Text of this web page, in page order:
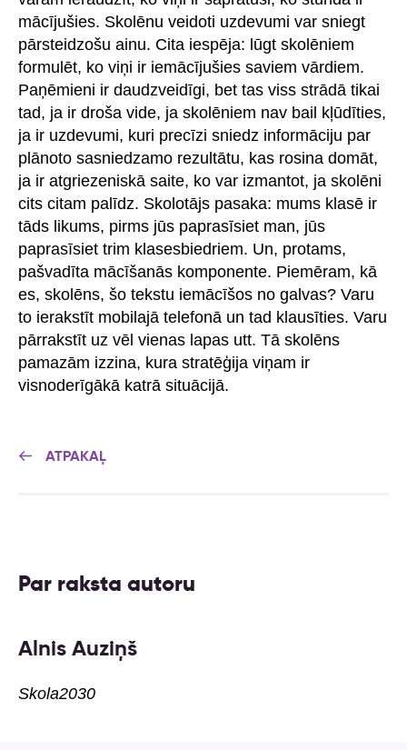
mācījušies. Skolēnu veidoti uzdevumi var sniegt
pārsteidzošu ainu. Cita iespēja: lūgt skolēniem
formulēt, ko viņi ir iemācījušies saviem vārdiem.
Paņēmieni ir daudzveidīgi, bet tas viss strādā tikai
tad, ja ir droša vide, ja skolēniem nav bail kļūdīties,
ja ir uzdevumi, kuri precīzi sniedz informāciju par
plānoto sasniedzamo rezultātu, kas rosina domāt,
ja ir atgriezeniskā saite, ko var izmantot, ja skolēni
cits citam palīdz. Skolotājs pasaka: mums klasē ir
tāds likums, pirms jūs paprasīsiet man, jūs
paprasīsiet trim klasesbiedriem. Un, protams,
pašvadīta mācīšanās komponente. Piemēram, kā
es, skolēns, šo tekstu iemācīšos no galvas? Varu
to ierakstīt mobilajā telefonā un tad klausīties. Varu
pārrakstīt uz vēl vienas lapas utt. Tā skolēns
pamazām izzina, kura stratēģija viņam ir
visnoderīgākā katrā situācijā.
ATPAKAĻ
Par raksta autoru
Alnis Auziņš
Skola2030